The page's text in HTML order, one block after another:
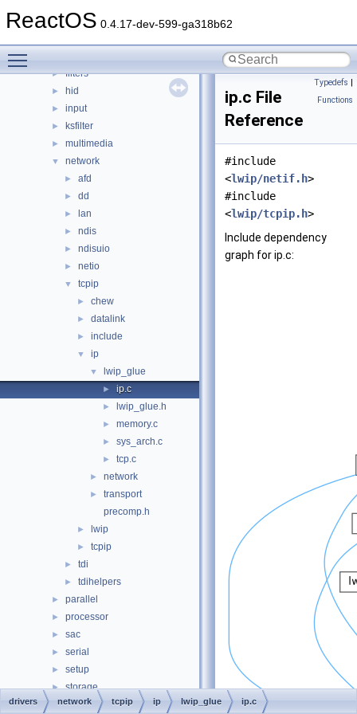
ReactOS 0.4.17-dev-599-ga318b62
► bus
► filters
► hid
► input
► ksfilter
► multimedia
▼ network
► afd
► dd
► lan
► ndis
► ndisuio
► netio
▼ tcpip
► chew
► datalink
► include
▼ ip
▼ lwip_glue
► ip.c
► lwip_glue.h
► memory.c
► sys_arch.c
► tcp.c
► network
►
transport
precomp.h
► lwip
► tcpip
► tdi
► tdihelpers
► parallel
► processor
► sac
► serial
► setup
► storage
► usb
Typedefs |
Functions
ip.c File
Reference
#include
<lwip/netif.h>
#include
<lwip/tcpip.h>
Include dependency
graph for ip.c:
drivers network tcpip ip lwip_glue ip.c